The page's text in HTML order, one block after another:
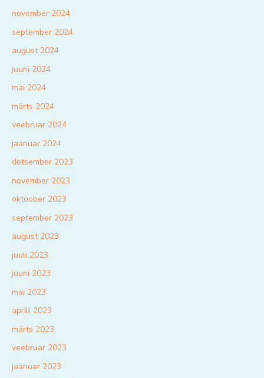
november 2024
september 2024
august 2024
juuni 2024
mai 2024
märts 2024
veebruar 2024
jaanuar 2024
detsember 2023
november 2023
oktoober 2023
september 2023
august 2023
juuli 2023
juuni 2023
mai 2023
aprill 2023
märts 2023
veebruar 2023
jaanuar 2023